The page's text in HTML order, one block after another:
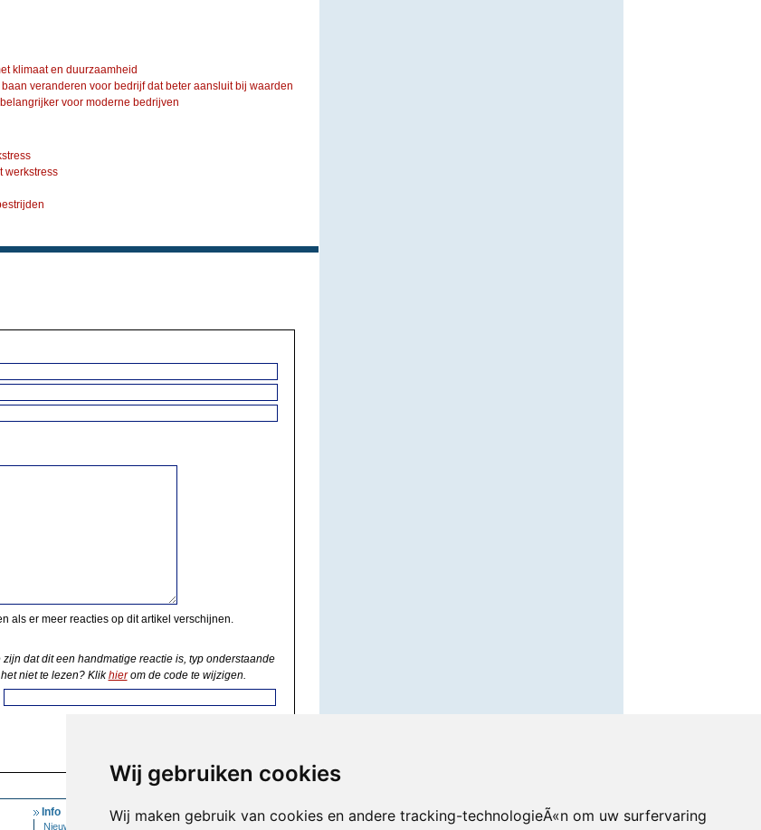
Wij gebruiken cookies
Wij maken gebruik van cookies en andere tracking-technologieÃ«n om uw surfervaring
klimaat en duurzaamheid
veranderen voor bedrijf dat beter aansluit bij waarden
voor moderne bedrijven
werkstress
als er meer reacties op dit artikel verschijnen.
dat dit een handmatige reactie is, typ onderstaande
niet te lezen? Klikhierom de code te wijzigen.
Info
Nieuwsbrief
Mijn Account
Inloggen